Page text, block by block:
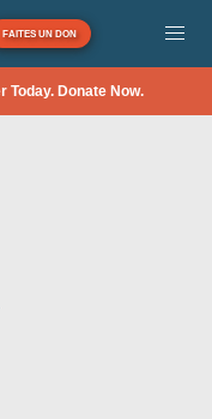
FAITES UN DON
Today. Donate Now.